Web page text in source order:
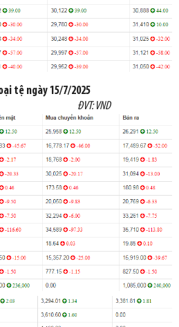
tệngày15/7/2025